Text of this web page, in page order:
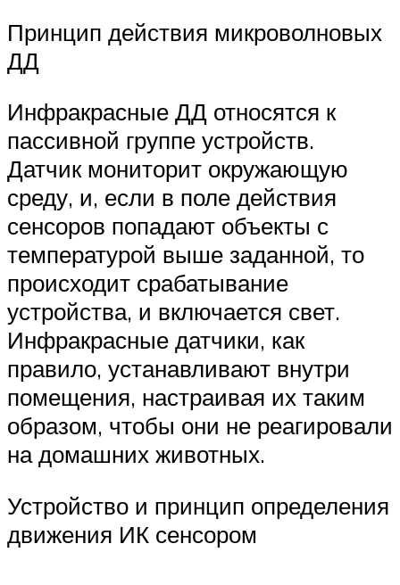
Принцип действия микроволновых
ДД
Инфракрасные ДД относятся к
пассивной группе устройств.
Датчик мониторит окружающую
среду, и, если в поле действия
сенсоров попадают объекты с
температурой выше заданной, то
происходит срабатывание
устройства, и включается свет.
Инфракрасные датчики, как
правило, устанавливают внутри
помещения, настраивая их таким
образом, чтобы они не реагировали
на домашних животных.
Устройство и принцип определения
движения ИК сенсором